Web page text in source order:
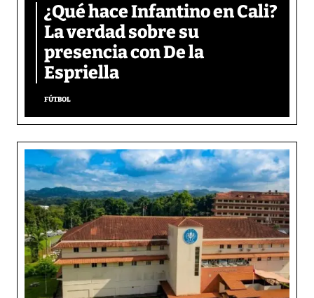
¿Qué hace Infantino en Cali?
La verdad sobre su
presencia con De la
Espriella
FÚTBOL